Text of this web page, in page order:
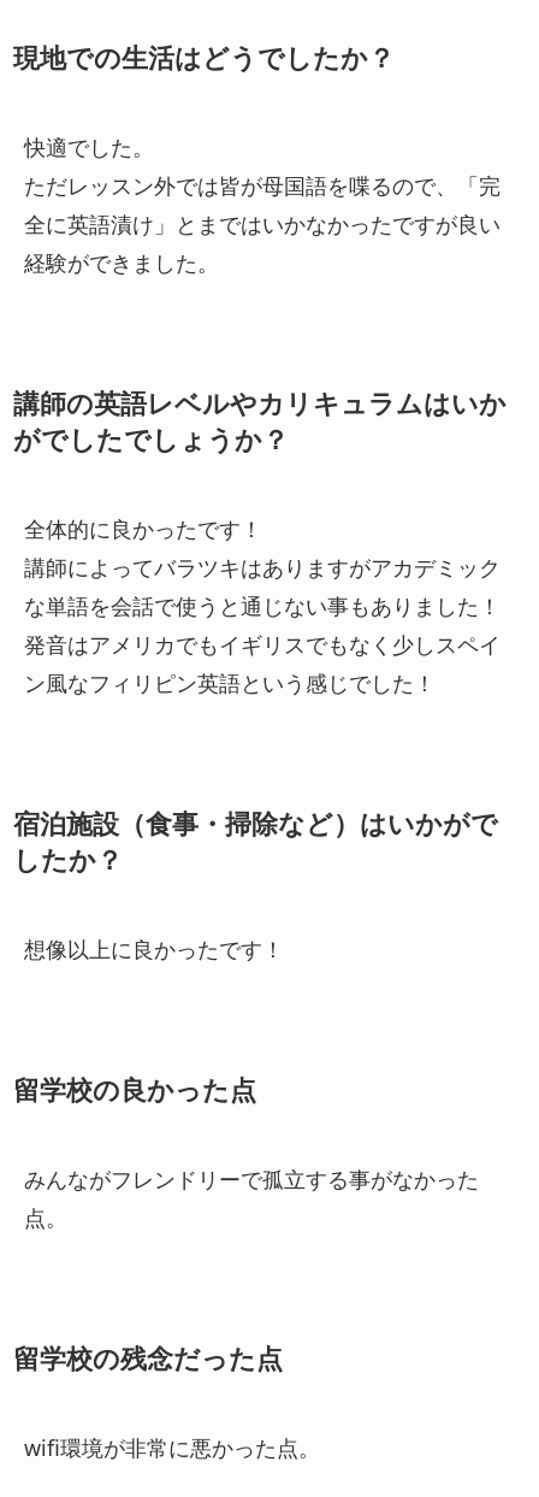
現地での生活はどうでしたか？
快適でした。
ただレッスン外では皆が母国語を喋るので、「完
全に英語漬け」とまではいかなかったですが良い
経験ができました。
講師の英語レベルやカリキュラムはいか
がでしたでしょうか？
全体的に良かったです！
講師によってバラツキはありますがアカデミック
な単語を会話で使うと通じない事もありました！
発音はアメリカでもイギリスでもなく少しスペイ
ン風なフィリピン英語という感じでした！
宿泊施設（食事・掃除など）はいかがで
したか？
想像以上に良かったです！
留学校の良かった点
みんながフレンドリーで孤立する事がなかった
点。
留学校の残念だった点
wifi環境が非常に悪かった点。